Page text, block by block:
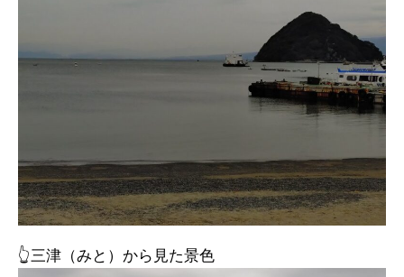
👆三津（みと）から見た景色